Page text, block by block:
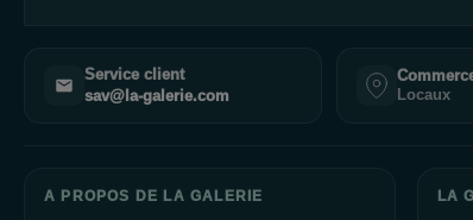
Service client
sav@la-galerie.com Locaux
A PROPOS DE LA GALERIE LA